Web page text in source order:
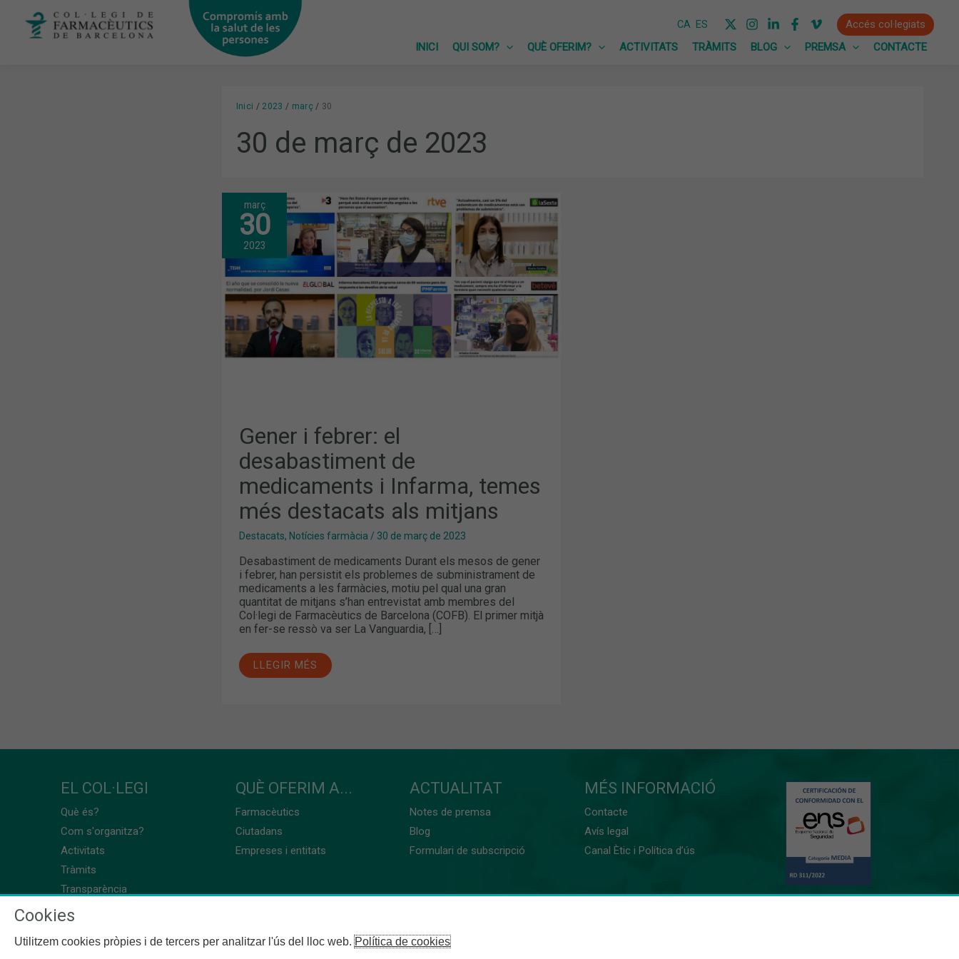
CA ES
Accés col·legiats
INICI
QUI SOM? QUÈ OFERIM? ACTIVITATS TRÀMITS BLOG PREMSA CONTACTE
Inici 2023 març 30
30 de març de 2023
març
30
2023
Gener i febrer: el
desabastiment de
medicaments i Infarma, temes
més destacats als mitjans
Destacats, Notícies farmàcia / 30 de març de 2023
Desabastiment de medicaments Durant els mesos de gener
i febrer, han persistit els problemes de subministrament de
medicaments a les farmàcies, motiu pel qual una gran
quantitat de mitjans s’han entrevistat amb membres del
Col·legi de Farmacèutics de Barcelona (COFB). El primer mitjà
en fer-se ressò va ser La Vanguardia, […]
GENER
I
FEBRER:
EL
DESABASTIMENT
DE
MEDICAMENTS
I
INFARMA,
TEMES
MÉS
DESTACATS
ALS
MITJANS
LLEGIR MÉS
EL COL·LEGI
Què és?
Com s'organitza?
Activitats
Tràmits
Transparència
QUÈ OFERIM A...
Farmacèutics
Ciutadans
Empreses i entitats
ACTUALITAT
Notes de premsa
Blog
Formulari de subscripció
MÉS INFORMACIÓ
Contacte
Avís legal
Canal Ètic i Política d’ús
Cookies
Utilitzem cookies pròpies i de tercers per analitzar l'ús del lloc web.Política de cookies